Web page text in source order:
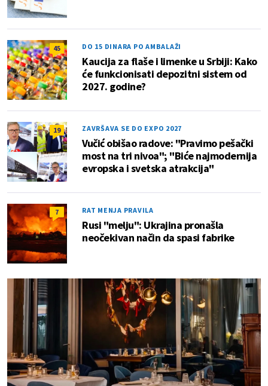
45 DO 15 DINARA PO AMBALAŽI
Kaucija za flaše i limenke u Srbiji: Kako
će funkcionisati depozitni sistem od
2027. godine?
19 ZAVRŠAVA SE DO EXPO 2027
Vučić obišao radove: "Pravimo pešački
most na tri nivoa"; "Biće najmodernija
evropska i svetska atrakcija"
7 RAT MENJA PRAVILA
Rusi "melju": Ukrajina pronašla
neočekivan način da spasi fabrike